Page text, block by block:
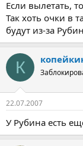
Если вылетать,
Так хоть очки в
будут из-за
К
22.07.2007
У Рубина есть